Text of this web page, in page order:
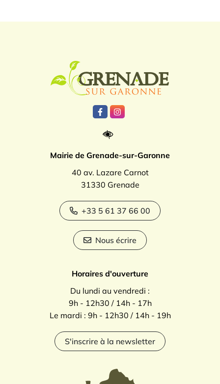
Lien vers le compte Facebook
Lien vers le compte
Mairie de Grenade-sur-Garonne
40 av. Lazare Carnot
31330 Grenade
+33 5 61 37 66 00
Nous écrire
Horaires d'ouverture
Du lundi au vendredi :
9h - 12h30 / 14h - 17h
Le mardi : 9h - 12h30 / 14h - 19h
S'inscrire à la newsletter